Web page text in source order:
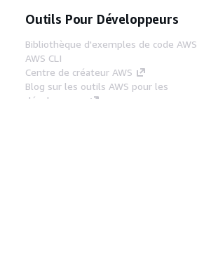
Outils Pour Développeurs
Bibliothèque d'exemples de code AWS
AWS CLI
Centre de créateur AWS
Blog sur les outils AWS pour les
développeurs